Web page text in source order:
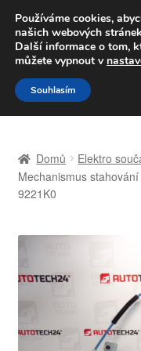
Volejte
Přeskočit
na
navigaci
Přejít
k
obsahu
Celosvětová doprava
Můj účet
Domů Elektro
Mechanismus
9221K0
Používáme cookies,
našich webových
Další informace o tom,
můžete vypnout v
Souhlasím